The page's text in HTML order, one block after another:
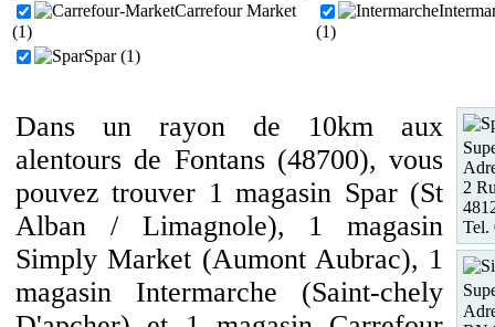
Carrefour Market
(1)
(1)
Spar (1)
Dans un rayon de 10km aux
alentours de Fontans (48700), vous
pouvez trouver 1 magasin Spar (St
Alban / Limagnole), 1 magasin
Simply Market (Aumont Aubrac), 1
magasin Intermarche (Saint-chely
2
Tel.